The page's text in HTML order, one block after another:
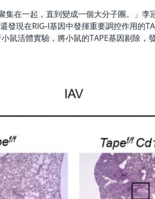
集在一起，直到變成一個大分子團。」
現在RIG-I基因中發揮重要調控作用的
鼠活體實驗，將小鼠的TAPE基因剔除